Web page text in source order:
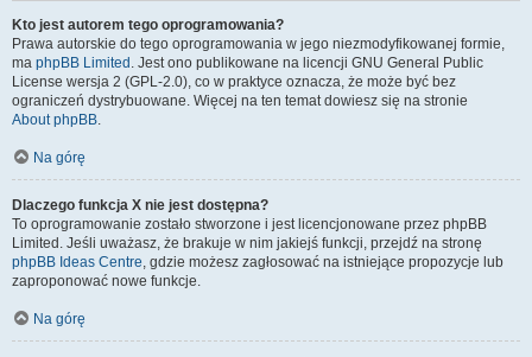
Kto jest autorem tego oprogramowania?
Prawa autorskie do tego oprogramowania w jego niezmodyfikowanej formie,
ma phpBB Limited . Jest ono publikowane na licencji GNU General Public
License wersja 2 (GPL-2.0), co w praktyce oznacza, że może być bez
ograniczeń dystrybuowane. Więcej na ten temat dowiesz się na stronie
About phpBB.
Na górę
Dlaczego funkcja X nie jest dostępna?
To oprogramowanie zostało stworzone i jest licencjonowane przez phpBB
Limited. Jeśli uważasz, że brakuje w nim jakiejś funkcji, przejdź na stronę
phpBB Ideas Centre, gdzie możesz zagłosować na istniejące propozycje lub
zaproponować nowe funkcje.
Na górę